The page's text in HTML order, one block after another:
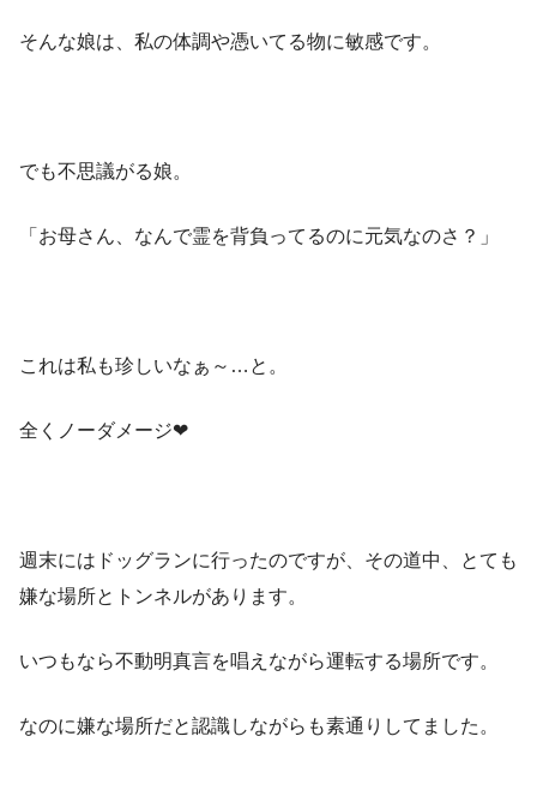
そんな娘は、私の体調や憑いてる物に敏感です。
でも不思議がる娘。
「お母さん、なんで霊を背負ってるのに元気なのさ？」
これは私も珍しいなぁ～…と。
全くノーダメージ❤
週末にはドッグランに行ったのですが、その道中、とても
嫌な場所とトンネルがあります。
いつもなら不動明真言を唱えながら運転する場所です。
なのに嫌な場所だと認識しながらも素通りしてました。